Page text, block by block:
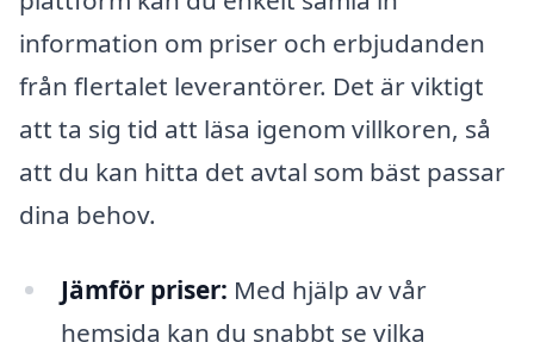
information om priser och erbjudanden
från flertalet leverantörer. Det är viktigt
att ta sig tid att läsa igenom villkoren, så
att du kan hitta det avtal som bäst passar
dina behov.
Jämför priser: Med hjälp av vår
hemsida kan du snabbt se vilka